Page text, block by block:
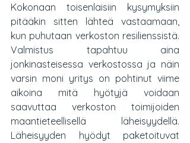
Kokonaan toisenlaisiin kysymyksiin
pitääkin sitten lähteä vastaamaan,
kun puhutaan verkoston resilienssistä.
Valmistus tapahtuu aina
jonkinasteisessa verkostossa ja näin
varsin moni yritys on pohtinut viime
aikoina mitä hyötyjä voidaan
saavuttaa verkoston toimijoiden
maantieteellisellä läheisyydellä.
Läheisyyden hyödyt paketoituvat